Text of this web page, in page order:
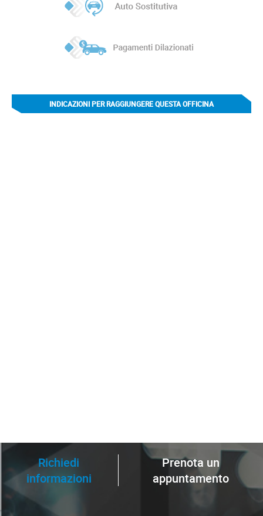
INDICAZIONI PER RAGGIUNGERE QUESTA OFFICINA
Richiedi
informazioni
Prenota un
appuntamento